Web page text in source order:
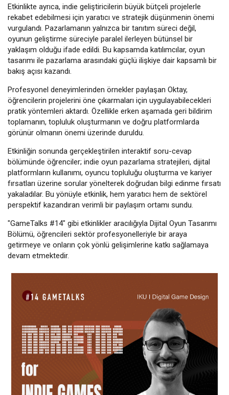
Etkinlikte ayrıca, indie geliştiricilerin büyük bütçeli projelerle
rekabet edebilmesi için yaratıcı ve stratejik düşünmenin önemi
vurgulandı. Pazarlamanın yalnızca bir tanıtım süreci değil,
oyunun geliştirme süreciyle paralel ilerleyen bütünsel bir
yaklaşım olduğu ifade edildi. Bu kapsamda katılımcılar, oyun
tasarımı ile pazarlama arasındaki güçlü ilişkiye dair kapsamlı bir
bakış açısı kazandı.
Profesyonel deneyimlerinden örnekler paylaşan Oktay,
öğrencilerin projelerini öne çıkarmaları için uygulayabilecekleri
pratik yöntemleri aktardı. Özellikle erken aşamada geri bildirim
toplamanın, topluluk oluşturmanın ve doğru platformlarda
görünür olmanın önemi üzerinde duruldu.
Etkinliğin sonunda gerçekleştirilen interaktif soru-cevap
bölümünde öğrenciler; indie oyun pazarlama stratejileri, dijital
platformların kullanımı, oyuncu topluluğu oluşturma ve kariyer
fırsatları üzerine sorular yönelterek doğrudan bilgi edinme fırsatı
yakaladılar. Bu yönüyle etkinlik, hem yaratıcı hem de sektörel
perspektif kazandıran verimli bir paylaşım ortamı sundu.
"GameTalks #14" gibi etkinlikler aracılığıyla Dijital Oyun Tasarımı
Bölümü, öğrencileri sektör profesyonelleriyle bir araya
getirmeye ve onların çok yönlü gelişimlerine katkı sağlamaya
devam etmektedir.